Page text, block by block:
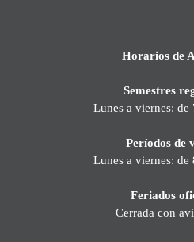
Horarios de
Semestres
Lunes a viernes: de
Períodos de
Lunes a viernes: de
Feriados
Cerrada con